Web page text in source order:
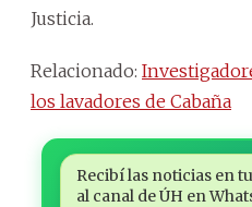
Justicia.
Relacionado:
los lavadores de Cabaña
Recibí las noticias en
al canal de ÚH en